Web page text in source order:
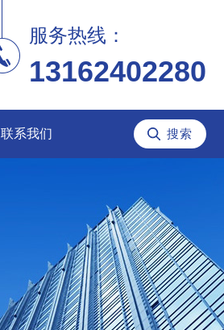
服务热线：
13162402280
联系我们